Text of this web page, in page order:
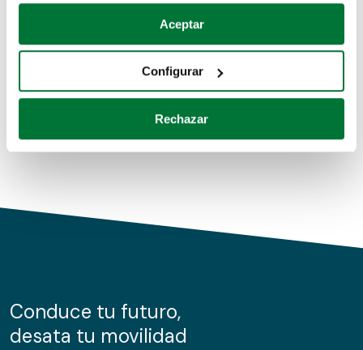
Si lo permite, también quisiéramos:
Recopilar información sobre su ubicación geográfica
Identificar su dispositivo analizándolo activamente
para buscar características específicas (huellas
Obtenga más información sobre cómo se procesan sus
de cookies.
información sobre el uso que haga del sitio web con
nuestros partners de redes sociales, publicidad y análisis
Aceptar
Configurar
Rechazar
Coches de segunda mano
Coches de km0
Conduce tu futuro,
desata tu movilidad